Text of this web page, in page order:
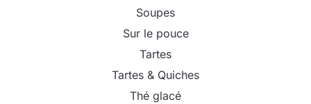
Soupes
Sur le pouce
Tartes
Tartes & Quiches
Thé glacé